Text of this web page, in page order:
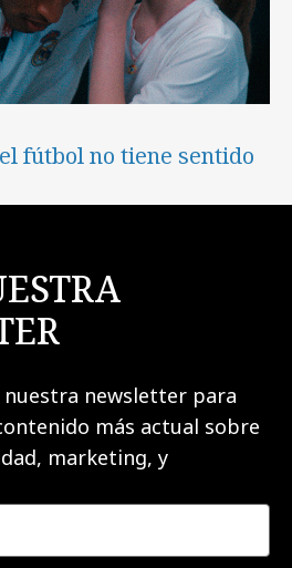
fútbol no tiene sentido
newsletter para
más actual sobre
marketing, y